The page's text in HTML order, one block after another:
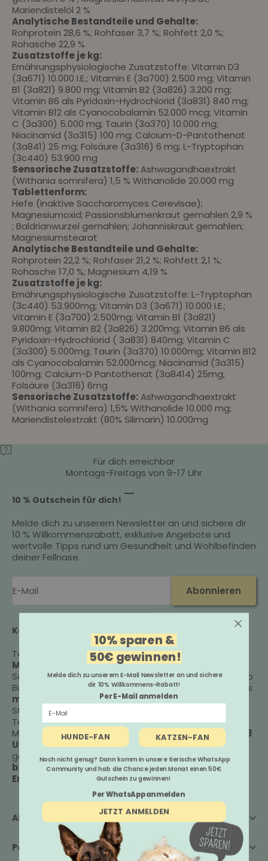
Mariendistelöl 2 %
Analytische Bestandteile und Gehalte:
Rohprotein 28,6 %; Rohfaser 3,7 %; Rohfett 2,0 %;
Rohasche 22,9 %
Zusatzstoffe je kg:
Ernährungsphysiologische Zusatzstoffe: Vitamin D3
(3a671) 10.000 I.E.; Vitamin E (3a700) 2.500 mg; Vitamin
B1 (3a821) 9.800 mg; Vitamin B2 (3a826) 3.200 mg;
Vitamin B6 als Pyridoxin-Hydrochlorid (3a831) 840 mg;
Vitamin B12 als Cyanocobalamin 52.000 mcg; Vitamin
C (3a300) 5.000 mg; Taurin (3a370) 10.000 mg;
Niacinamid (3a315) 100 mg; Calcium-D-Pantothenat
(3a841) 25 mg; Folsäure (3a316) 6 mg; L-Tryptophan
(3c440) 53.900 mg
Sensorische Zusatzstoffe:Ashwagandhaextrakt
(Withania somnifera) 1,5 % Withanolide 20.000 mg
Tablettenform:
Hefe (inaktive Saccharomyces Cerevisae);
Magnesiumoxid; Passionsblumenkraut gemahlen 2,9 %
; Baldrianwurzel gemahlen; Johanniskraut gemahlen;
Magnesiumstearat
Analytische Bestandteile und Gehalte:
Rohprotein 22,2 %; Rohfaser 21,2 %; Rohfett 2,1 %;
Rohasche 17,0 %; Magnesium 4,19 %
Zusatzstoffe je kg:
Ernährungsphysiologische Zusatzstoffe: L-Tryptophan
(3c440) 53.900mg; Vitamin D3 (3a671) 10.000 I.E.;
Vitamin E (3a700) 2.500mg; Vitamin B1 (3a821)
9.800mg; Vitamin B2 (3a826) 3.200mg; Vitamin B6 als
Pyridoxin-Hydrochlorid ( 3a831) 840mg; Vitamin C
(3a300) 5.000mg; Taurin (3a370) 10.000mg; Vitamin B12
als Cyanocobalamin 52.000mcg; Niacinamid (3a315)
100mg; Calcium-D Pantothenat (3a8414) 25mg;
Folsäure (3a316) 6mg
Sensorische Zusatzstoffe:Ashwagandhaextrakt
(Withania somnifera) 1,5% Withanolide 10.000 mg;
Mariendistelextrakt (80% Silimarin) 10.000mg
Für dich erreichbar
Montags-Freitags von 9-17 Uhr
Gehe zu Element 1
10 % Gutschein für dich!
Melde dich zu unserem Newsletter an und sichere dir
10 % Willkommensrabatt, exklusive Angebote und
wertvolle Tipps rund um Gesundheit und Wohlbefinden
deiner Fellnase.
E-Mail Abonnieren
Kontaktiere uns:
Tel: 05381 9839050
Mail:
info@nomsplus.de
Schreibe uns beiWhatsApp(klicke auf den WhatsApp
Button rechts unten) oder perE-Mail . Wir melden uns
montags-freitagsvon9-17 Uhrinnerhalb weniger
Stunden zurück.
Telefonisch kannst du unsere Customer Happiness
Managerin Doreenmontags-donnerstags von
12-13
Uhr
in derfreien Sprechstundeerreichen oder dir
ganz einfach einenBeratungstermin mit Rückruf
bei unserer Ökotrophologin (B.Sc.) und Hunde-
Ernährungs-Expertin Julia buchen
Allgemeines
Pawtner werden
10% sparen &
50€ gewinnen!
Melde dich zu unserem E-Mail Newsletter an und sichere
dir 10% Willkommens-Rabatt!
Per E-Mail anmelden
HUNDE-FAN KATZEN-FAN
Noch nicht genug? Dann komm in unsere tierische WhatsApp
Community und hab die Chance jeden Monat einen 50€
Gutschein zu gewinnen!
Per WhatsApp anmelden
JETZT ANMELDEN